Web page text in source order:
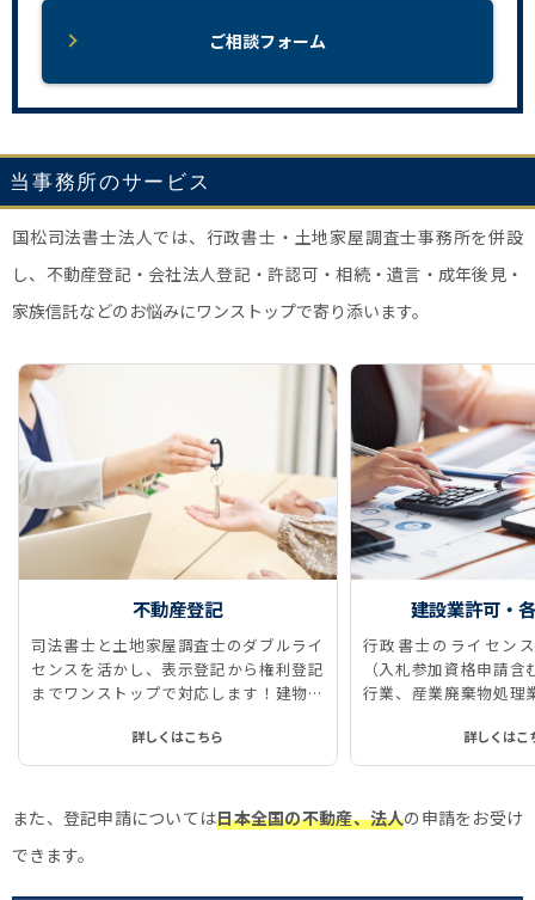
ご相談フォーム
当事務所のサービス
国松司法書士法人では、行政書士・土地家屋調査士事務所を併設
し、不動産登記・会社法人登記・許認可・相続・遺言・成年後見・
家族信託などのお悩みにワンストップで寄り添います。
不動産登記
司法書士と土地家屋調査士のダブルライ
センスを活かし、表示登記から権利登記
までワンストップで対応します！建物表
記、抵当権抹消登記などをストレスなく
スムーズに、ワンストップで実現しま
詳しくはこちら
建設業許可・
行政書士のライセン
（入札参加資格申請
行業、産業廃棄物処理
詳しくはこ
また、登記申請については日本全国の不動産、法人の申請をお受け
できます。